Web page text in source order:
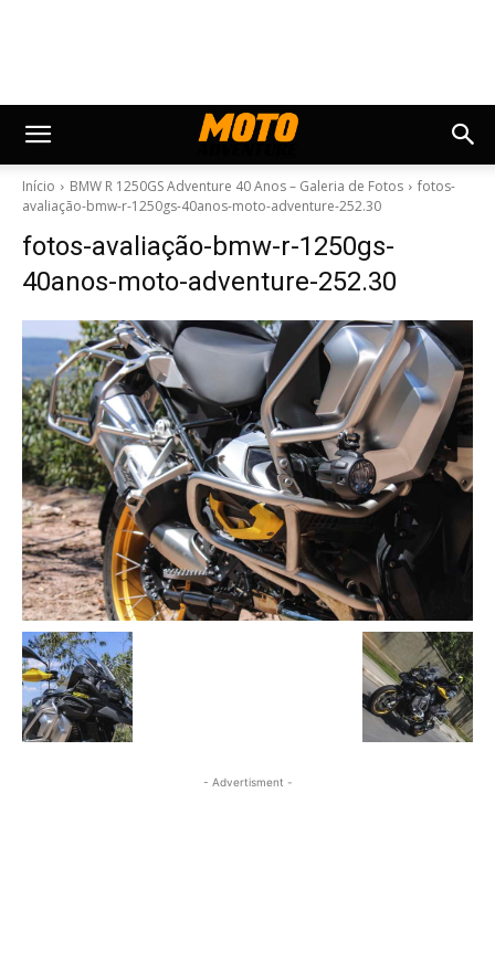
Início BMW R 1250GS Adventure 40 Anos – Galeria de Fotos
fotos-
avaliação-bmw-r-1250gs-40anos-moto-adventure-252.30
fotos-avaliação-bmw-r-1250gs-
40anos-moto-adventure-252.30
- Advertisment -